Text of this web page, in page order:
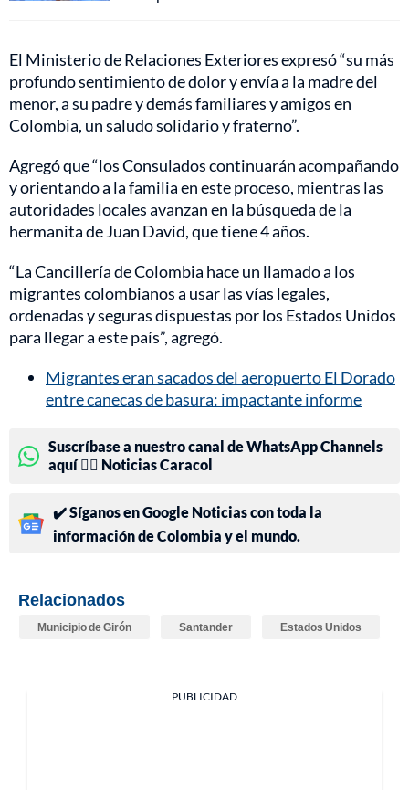
El Ministerio de Relaciones Exteriores expresó “su más
profundo sentimiento de dolor y envía a la madre del
menor, a su padre y demás familiares y amigos en
Colombia, un saludo solidario y fraterno”.
Agregó que “los Consulados continuarán acompañando
y orientando a la familia en este proceso, mientras las
autoridades locales avanzan en la búsqueda de la
hermanita de Juan David, que tiene 4 años.
“La Cancillería de Colombia hace un llamado a los
migrantes colombianos a usar las vías legales,
ordenadas y seguras dispuestas por los Estados Unidos
para llegar a este país”, agregó.
Migrantes eran sacados del aeropuerto El Dorado
entre canecas de basura: impactante informe
Suscríbase a nuestro canal de WhatsApp Channels
aquí 👉🏻 Noticias Caracol
✔️ Síganos en Google Noticias con toda la
información de Colombia y el mundo.
Relacionados
Municipio de Girón Santander Estados Unidos
PUBLICIDAD